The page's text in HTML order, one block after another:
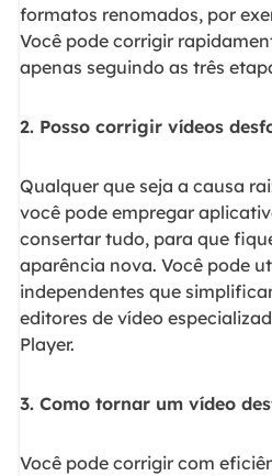
formatos renomados, por
Você pode corrigir
apenas seguindo as três
2. Posso corrigir vídeos
Qualquer que seja a causa
você pode empregar
consertar tudo, para que
aparência nova. Você pode
independentes que
editores de vídeo
Player.
3. Como tornar um vídeo
Você pode corrigir com